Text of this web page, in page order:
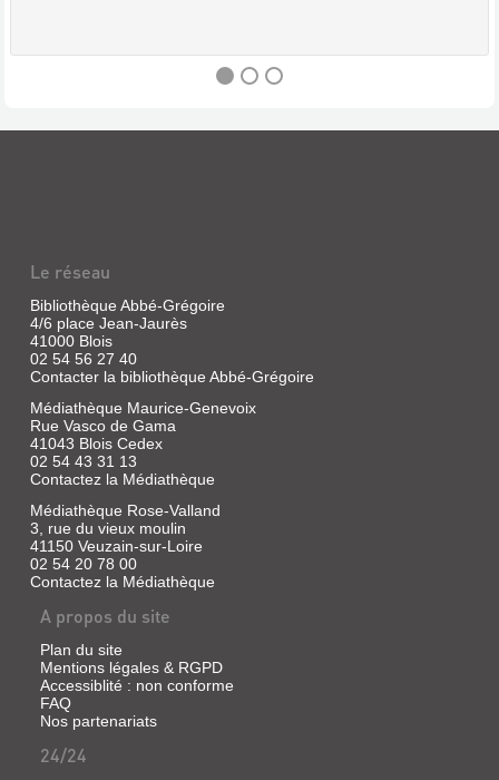
EN
IND...
Livre
Ranjard,
J.
Maillocheau,
1930
L'ABBAYE
DE
SAINT-
GEORGES
DU
BOIS
Livre
Lesueur,
Le réseau
Bibliothèque Abbé-Grégoire
4/6 place Jean-Jaurès
41000 Blois
02 54 56 27 40
Contacter la bibliothèque Abbé-Grégoire
Médiathèque Maurice-Genevoix
Rue Vasco de Gama
41043 Blois Cedex
02 54 43 31 13
Contactez la Médiathèque
Médiathèque Rose-Valland
3, rue du vieux moulin
41150 Veuzain-sur-Loire
02 54 20 78 00
Contactez la Médiathèque
A propos du site
Plan du site
Mentions légales & RGPD
Accessiblité : non conforme
FAQ
Nos partenariats
24/24